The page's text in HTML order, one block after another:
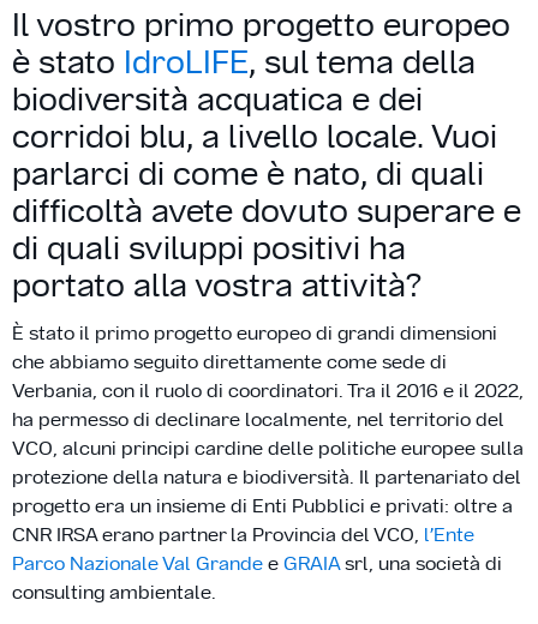
Il vostro primo progetto europeo
è stato IdroLIFE, sul tema della
biodiversità acquatica e dei
corridoi blu, a livello locale. Vuoi
parlarci di come è nato, di quali
difficoltà avete dovuto superare e
di quali sviluppi positivi ha
portato alla vostra attività?
È stato il primo progetto europeo di grandi dimensioni
che abbiamo seguito direttamente come sede di
Verbania, con il ruolo di coordinatori. Tra il 2016 e il 2022,
ha permesso di declinare localmente, nel territorio del
VCO, alcuni principi cardine delle politiche europee sulla
protezione della natura e biodiversità. Il partenariato del
progetto era un insieme di Enti Pubblici e privati: oltre a
CNR IRSA erano partner la Provincia del VCO, l’Ente
Parco Nazionale Val GrandeeGRAIAsrl, una società di
consulting ambientale.